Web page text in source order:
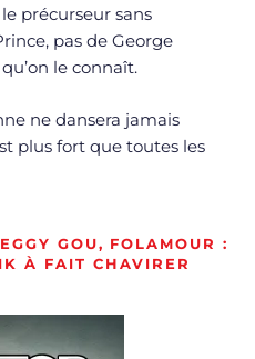
précurseur sans
pas de George
le connaît.
ne dansera jamais
plus fort que toutes les
GOU, FOLAMOUR :
À FAIT CHAVIRER